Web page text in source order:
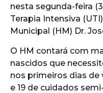
nesta segunda-feira
Terapia Intensiva
Municipal (HM) Dr.
O HM contará com
nascidos que
nos primeiros dias de
e 19 de cuidados